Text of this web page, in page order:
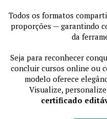
Todos os formatos
proporções — garantindo
da
Seja para reconhecer
concluir cursos online ou
modelo oferece
Visualize,
certificado